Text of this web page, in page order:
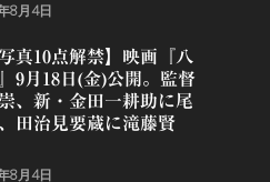
8月4日
写真10点解禁】映画『八
9月18日(金)公開。監督
、新・金田一耕助に尾
、田治見要蔵に滝藤賢
8月4日